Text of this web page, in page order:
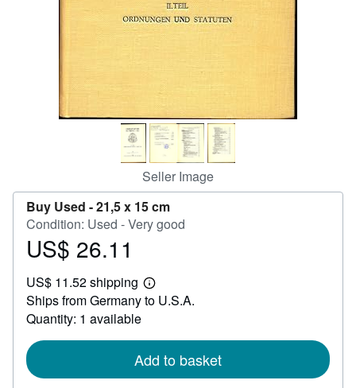
Seller Image
Buy Used -21,5 x 15 cm
Condition: Used - Very good
Price
26.11
US$ 26.11
US$ 11.52 shipping
Learn
more
Ships from Germany to U.S.A.
Quantity: 1 available
Add to basket